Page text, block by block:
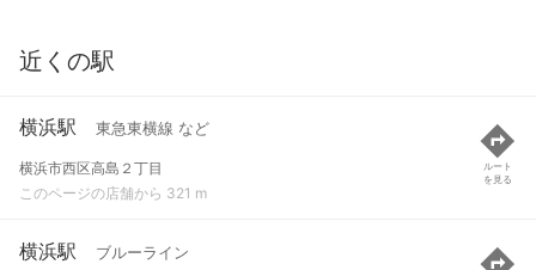
近くの駅
横浜駅 東急東横線 など
横浜市西区高島２丁目
このページの店舗から 321 m
ルート
を見る
横浜駅 ブルーライン